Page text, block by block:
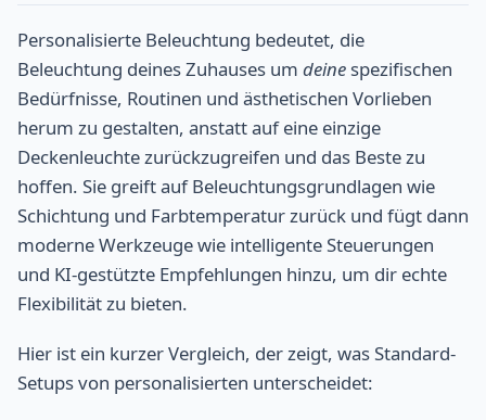
Personalisierte Beleuchtung bedeutet, die
Beleuchtung deines Zuhauses um deine spezifischen
Bedürfnisse, Routinen und ästhetischen Vorlieben
herum zu gestalten, anstatt auf eine einzige
Deckenleuchte zurückzugreifen und das Beste zu
hoffen. Sie greift auf Beleuchtungsgrundlagen wie
Schichtung und Farbtemperatur zurück und fügt dann
moderne Werkzeuge wie intelligente Steuerungen
und KI-gestützte Empfehlungen hinzu, um dir echte
Flexibilität zu bieten.
Hier ist ein kurzer Vergleich, der zeigt, was Standard-
Setups von personalisierten unterscheidet: